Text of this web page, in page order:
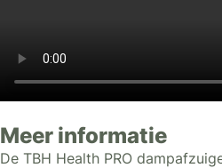
Meer informatie
De TBH Health PRO